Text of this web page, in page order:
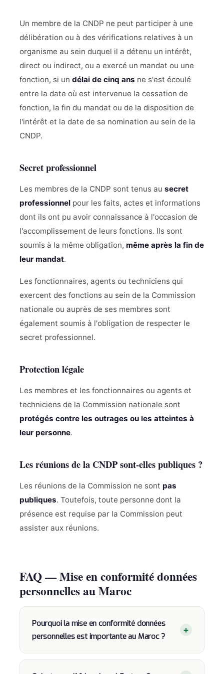
Un membre de la CNDP ne peut participer à une
délibération ou à des vérifications relatives à un
organisme au sein duquel il a détenu un intérêt,
direct ou indirect, ou a exercé un mandat ou une
fonction, si un délai de cinq ans ne s'est écoulé
entre la date où est intervenue la cessation de
fonction, la fin du mandat ou de la disposition de
l'intérêt et la date de sa nomination au sein de la
CNDP.
Secret professionnel
Les membres de la CNDP sont tenus au secret
professionnel pour les faits, actes et informations
dont ils ont pu avoir connaissance à l'occasion de
l'accomplissement de leurs fonctions. Ils sont
soumis à la même obligation, même après la fin de
leur mandat.
Les fonctionnaires, agents ou techniciens qui
exercent des fonctions au sein de la Commission
nationale ou auprès de ses membres sont
également soumis à l'obligation de respecter le
secret professionnel.
Protection légale
Les membres et les fonctionnaires ou agents et
techniciens de la Commission nationale sont
protégés contre les outrages ou les atteintes à
leur personne.
Les réunions de la CNDP sont-elles publiques ?
Les réunions de la Commission ne sont pas
publiques. Toutefois, toute personne dont la
présence est requise par la Commission peut
assister aux réunions.
FAQ — Mise en conformité données
personnelles au Maroc
Pourquoi la mise en conformité données
personnelles est importante au Maroc ?
+
Au Maroc, le traitement de données